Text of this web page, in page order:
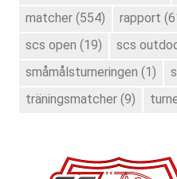
matcher (554) rapport
scs open (19) scs
småmålsturneringen (1)
träningsmatcher (9)